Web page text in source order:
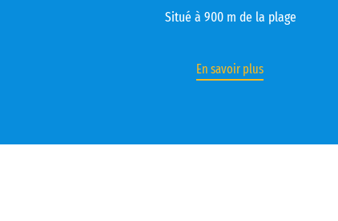
Situé à 900 m de la plage
En savoir plus